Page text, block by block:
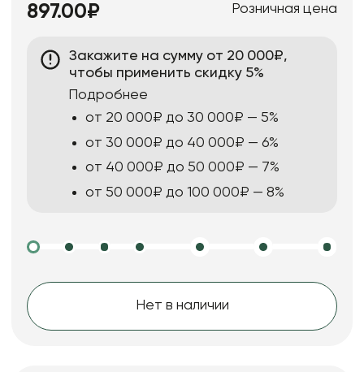
897.00₽ Розничная цена
Закажите на сумму от 20 000₽,
чтобы применить скидку 5%
Подробнее
от 20 000₽ до 30 000₽ — 5%
от 30 000₽ до 40 000₽ — 6%
от 40 000₽ до 50 000₽ — 7%
от 50 000₽ до 100 000₽ — 8%
Нет в наличии